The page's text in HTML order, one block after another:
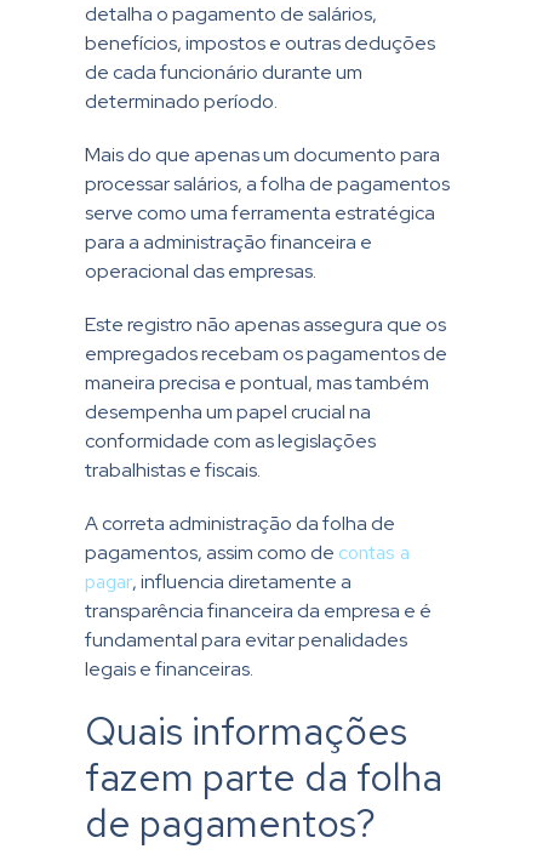
detalha o pagamento de salários,
benefícios, impostos e outras deduções
de cada funcionário durante um
determinado período.
Mais do que apenas um documento para
processar salários, a folha de pagamentos
serve como uma ferramenta estratégica
para a administração financeira e
operacional das empresas.
Este registro não apenas assegura que os
empregados recebam ospagamentosde
maneira precisa e pontual, mas também
desempenha um papel crucial na
conformidade com as legislações
trabalhistas e fiscais.
A correta administração da folha de
pagamentos, assim como de contas a
pagar, influencia diretamente a
transparência financeira da empresa e é
fundamental para evitar penalidades
legais e financeiras.
Quais informações
fazem parte da folha
de pagamentos?